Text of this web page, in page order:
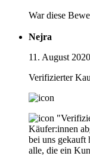
War diese
Nejra
11. August 2020
Verifizierter
Käufer:innen
bei uns gekauft
alle, die ein